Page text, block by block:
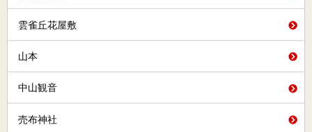
雲雀丘花屋敷
山本
中山観音
売布神社